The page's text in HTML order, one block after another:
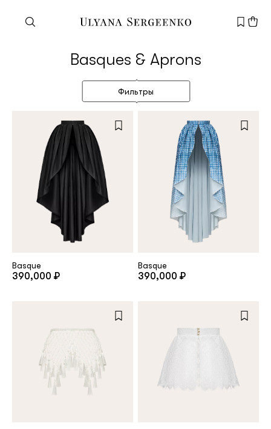
Need help?
Customer service+7 495 105 70 25
support@ulyanasergeenko.com
customer
Password
Date of birth
Basques & Aprons
Фильтры
Basque
390,000 ₽
Basque
390,000 ₽